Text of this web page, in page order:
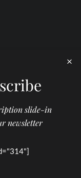
slide-in
newsletter